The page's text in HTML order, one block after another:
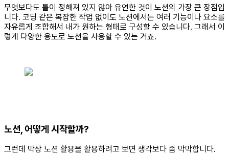
무엇보다도 틀이 정해져 있지 않아 유연한 것이 노션의 가장 큰 장점입
니다. 코딩 같은 복잡한 작업 없이도 노션에서는 여러 기능이나 요소를
자유롭게 조합해서 내가 원하는 형태로 구성할 수 있습니다. 그래서 이
렇게 다양한 용도로 노션을 사용할 수 있는 거죠.
노션, 어떻게 시작할까?
그런데 막상 노션 활용을 활용하려고 보면 생각보다 좀 막막합니다.